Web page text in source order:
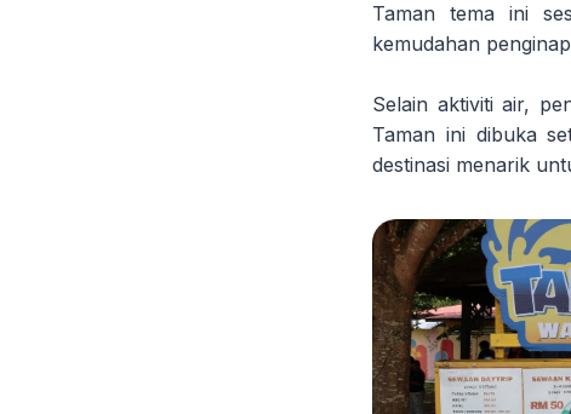
Taman tema ini
kemudahan
Selain aktiviti air,
Taman ini dibuka
destinasi menarik